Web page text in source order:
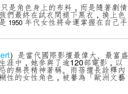
是角色身上的布料，而是隨著劇情
們最終在試衣間褪下黑衣，換上色
1950年代女性將命運掌握在自己手
）是當代國際影壇最偉大、最富盛
涯中，她參與了逾120部電影，以
的無畏精神著稱。雨蓓擅長詮釋內
性的女性角色，被譽為「歐洲文藝